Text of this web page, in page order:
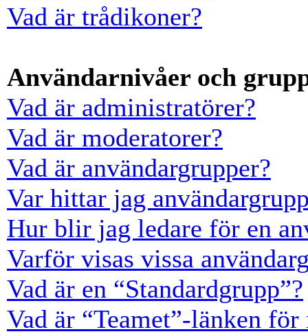
Vad är trådikoner?
Användarnivåer och
Vad är administratörer?
Vad är moderatorer?
Vad är användargrupper?
Var hittar jag
Hur blir jag ledare för en
Varför visas vissa
Vad är en “Standardgrupp”?
Vad är “Teamet”-länken för